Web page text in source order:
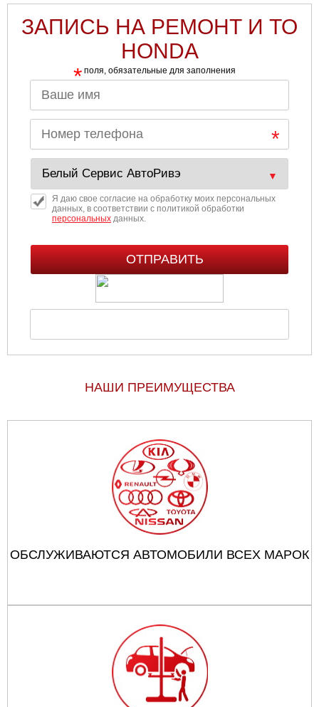
ЗАПИСЬ НА РЕМОНТ И ТО
HONDA
* поля, обязательные для заполнения
Я даю свое согласие на обработку моих персональных
данных, в соответствии с политикой обработки
персональныхданных.
НАШИ ПРЕИМУЩЕСТВА
ОБСЛУЖИВАЮТСЯ АВТОМОБИЛИ ВСЕХ МАРОК